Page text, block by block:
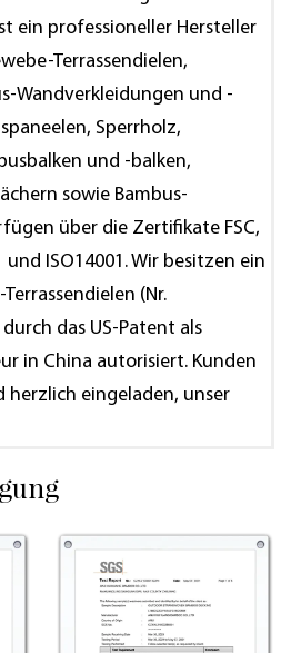
ein professioneller Hersteller
Terrassendielen,
Wandverkleidungen und -
Sperrholz,
und -balken,
sowie Bambus-
über die Zertifikate FSC,
und ISO14001. Wir besitzen ein
(Nr.
das US-Patent als
in China autorisiert. Kunden
eingeladen, unser